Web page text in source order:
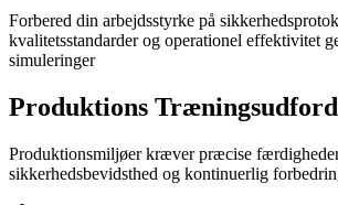
Forbered din arbejdsstyrke på
kvalitetsstandarder og operationel effektivitet
simuleringer
Produktions
Produktionsmiljøer kræver præcise
sikkerhedsbevidsthed og kontinuerlig